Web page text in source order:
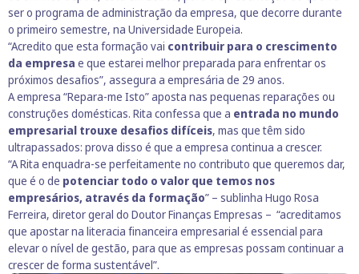
ser o programa de administração da empresa, que decorre durante
o primeiro semestre, na Universidade Europeia.
“Acredito que esta formação vai contribuir para o crescimento
da empresa e que estarei melhor preparada para enfrentar os
próximos desafios”, assegura a empresária de 29 anos.
A empresa “Repara-me Isto” aposta nas pequenas reparações ou
construções domésticas. Rita confessa que a entrada no mundo
empresarial trouxe desafios difíceis, mas que têm sido
ultrapassados: prova disso é que a empresa continua a crescer.
“A Rita enquadra-se perfeitamente no contributo que queremos dar,
que é o de potenciar todo o valor que temos nos
empresários, através da formação” – sublinha Hugo Rosa
Ferreira, diretor geral do Doutor Finanças Empresas – “acreditamos
que apostar na literacia financeira empresarial é essencial para
elevar o nível de gestão, para que as empresas possam continuar a
crescer de forma sustentável”.